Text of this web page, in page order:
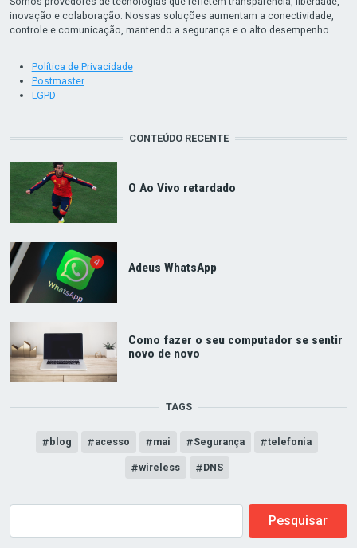
inovação e colaboração. Nossas soluções aumentam a conectividade,
controle e comunicação, mantendo a segurança e o alto desempenho.
Política de Privacidade
Postmaster
LGPD
CONTEÚDO RECENTE
O Ao Vivo retardado
Adeus WhatsApp
Como fazer o seu computador se sentir
novo de novo
TAGS
blog acesso mai Segurança telefonia
wireless DNS